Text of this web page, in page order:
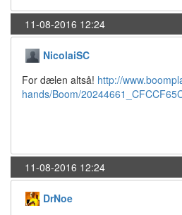
11-08-2016 12:24
NicolaiSC
For dælen altså! http://
hands/Boom/
11-08-2016 12:24
DrNoe